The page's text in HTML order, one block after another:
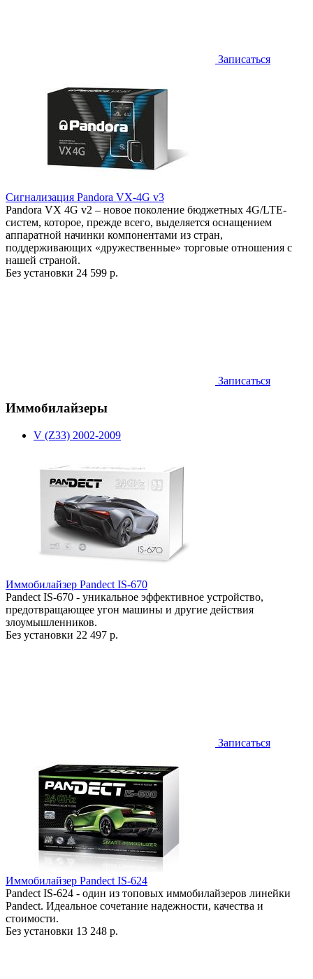
Записаться
Сигнализация Pandora VX-4G v3
Pandora VX 4G v2 – новое поколение бюджетных 4G/LTE-
систем, которое, прежде всего, выделяется оснащением
аппаратной начинки компонентами из стран,
поддерживающих «дружественные» торговые отношения с
нашей страной.
Без установки 24 599 р.
Записаться
Иммобилайзеры
V (Z33) 2002-2009
Иммобилайзер Pandect IS-670
Pandect IS-670 - уникальное эффективное устройство,
предотвращающее угон машины и другие действия
злоумышленников.
Без установки 22 497 р.
Записаться
Иммобилайзер Pandect IS-624
Pandect IS-624 - один из топовых иммобилайзеров линейки
Pandect. Идеальное сочетание надежности, качества и
стоимости.
Без установки 13 248 р.